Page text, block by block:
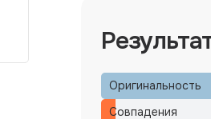
Оригинальность
Совпадения